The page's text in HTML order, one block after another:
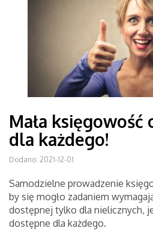
Mała
dla każdego!
Dodano: 2021-12-01
Samodzielne prowadzenie
by się mogło zadaniem
dostępnej tylko dla nielicznych,
dostępne dla każdego.